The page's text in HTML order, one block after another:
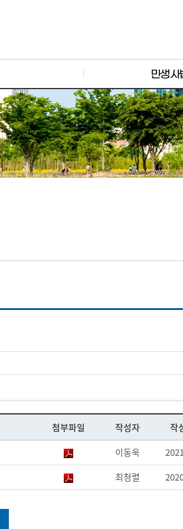
민생사
첨부파일 작성자 작
이동욱
최청렬